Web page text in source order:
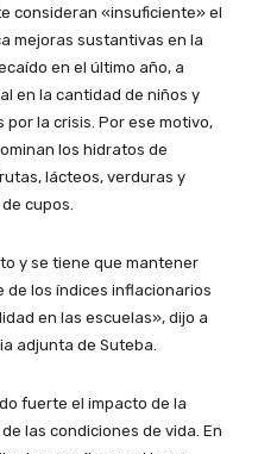
consideran «insuficiente» el
mejoras sustantivas en la
en el último año, a
en la cantidad de niños y
la crisis. Por ese motivo,
los hidratos de
lácteos, verduras y
cupos.
y se tiene que mantener
de los índices inflacionarios
en las escuelas», dijo a
adjunta de Suteba.
fuerte el impacto de la
las condiciones de vida. En